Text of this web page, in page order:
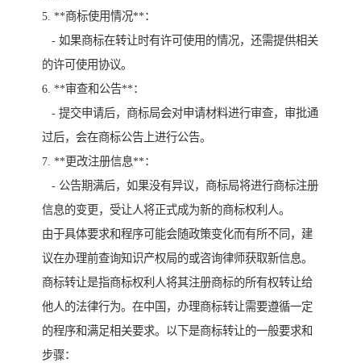
5. **商标使用情况**：
- 如果商标在转让时有许可使用的情况，还需提供相关
的许可使用协议。
6. **审查和公告**：
- 提交申请后，商标局会对申请材料进行审查，审批通
过后，会在商标公告上进行公告。
7. **更改注册信息**：
- 公告期满后，如果没有异议，商标局将进行商标注册
信息的变更，受让人将正式成为新的商标权利人。
由于具体要求和程序可能会随政策变化而有所不同，建
议在办理前查询知识产权局的或咨询律师获取新信息。
商标转让是指商标权利人将其注册商标的所有权转让给
他人的法律行为。在中国，办理商标转让需要遵循一定
的程序和满足相关要求。以下是商标转让的一般要求和
步骤：